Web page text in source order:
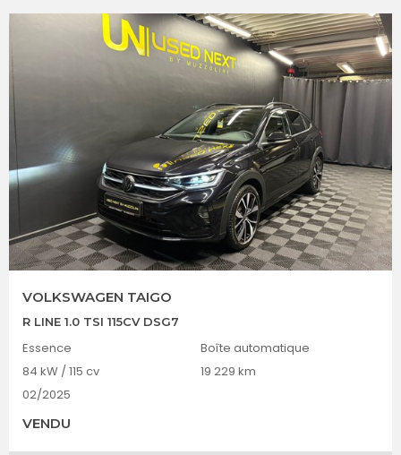
VOLKSWAGEN TAIGO
R LINE 1.0 TSI 115CV DSG7
Essence
Boîte automatique
84 kW / 115 cv
19 229 km
02/2025
VENDU